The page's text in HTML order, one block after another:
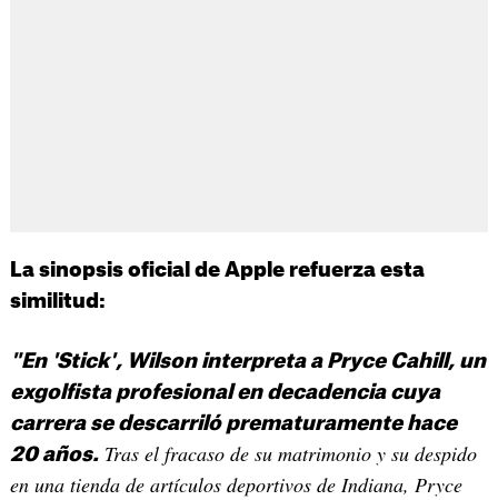
La sinopsis oficial de Apple refuerza esta
similitud:
"En 'Stick', Wilson interpreta a Pryce Cahill, un
exgolfista profesional en decadencia cuya
carrera se descarriló prematuramente hace
20 años.Tras el fracaso de su matrimonio y su despido
en una tienda de artículos deportivos de Indiana, Pryce